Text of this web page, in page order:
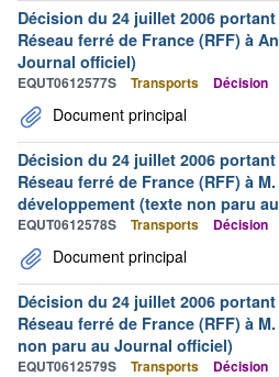
Décision du 24 juillet 2006
Réseau ferré de France (RFF) à
Journal officiel)
EQUT0612577S Transports Décision
Document principal
Décision du 24 juillet 2006
Réseau ferré de France (RFF) à
développement (texte non paru
EQUT0612578S Transports Décision
Document principal
Décision du 24 juillet 2006
Réseau ferré de France (RFF) à
non paru au Journal officiel)
EQUT0612579S Transports Décision